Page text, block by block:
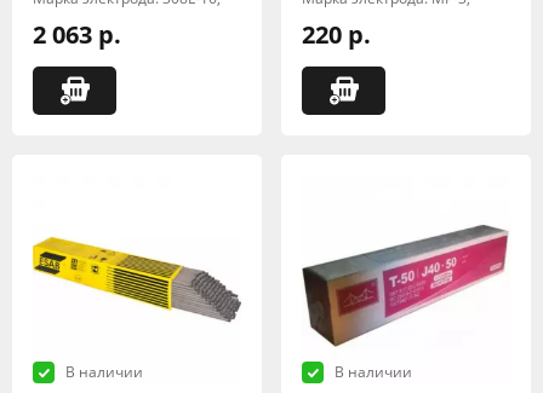
2 063 р. 220 р.
В наличии
В наличии